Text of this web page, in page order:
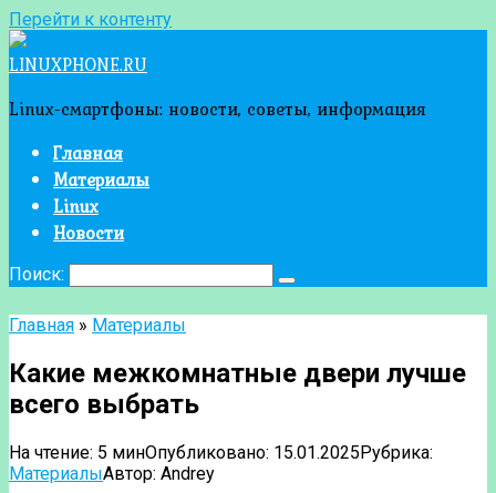
Перейти к контенту
LINUXPHONE.RU
Linux-смартфоны: новости, советы, информация
Главная
Материалы
Linux
Новости
Поиск:
Главная » Материалы
Какие межкомнатные двери лучше
всего выбрать
На чтение: 5 минОпубликовано: 15.01.2025Рубрика:
МатериалыАвтор: Andrey